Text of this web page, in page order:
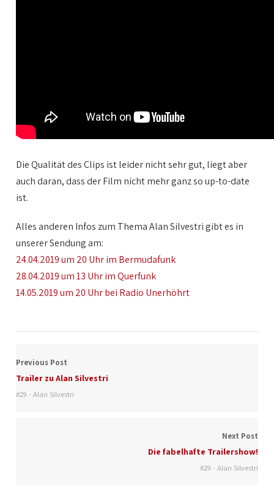
Die Qualität des Clips ist leider nicht sehr gut, liegt aber
auch daran, dass der Film nicht mehr ganz so up-to-date
ist.
Alles anderen Infos zum Thema Alan Silvestri gibt es in
unserer Sendung am:
24.04.2019 um 20 Uhr im Bermudafunk
28.04.2019 um 13 Uhr im Querfunk
14.05.2019 um 20 Uhr bei Radio Unerhöhrt
Previous Post
Trailer zu Alan Silvestri
#29 - Alan Silvestri
Next Post
Die fabelhafte Trailershow!
#29 - Alan Silvestri